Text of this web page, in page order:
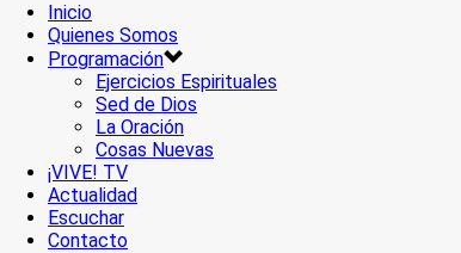
Inicio
Quienes Somos
Programación
Ejercicios Espirituales
Sed de Dios
La Oración
Cosas Nuevas
¡VIVE! TV
Actualidad
Escuchar
Contacto